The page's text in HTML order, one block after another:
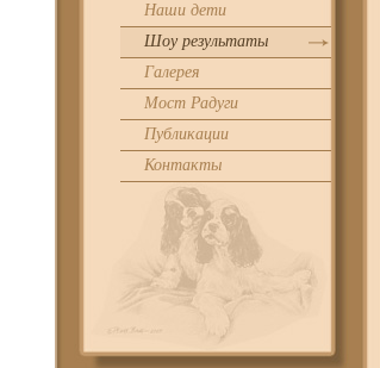
Наши дети
Шоу результаты
Галерея
Мост Радуги
Публикации
Контакты